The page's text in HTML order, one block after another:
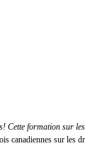
Cette formation sur
canadiennes sur